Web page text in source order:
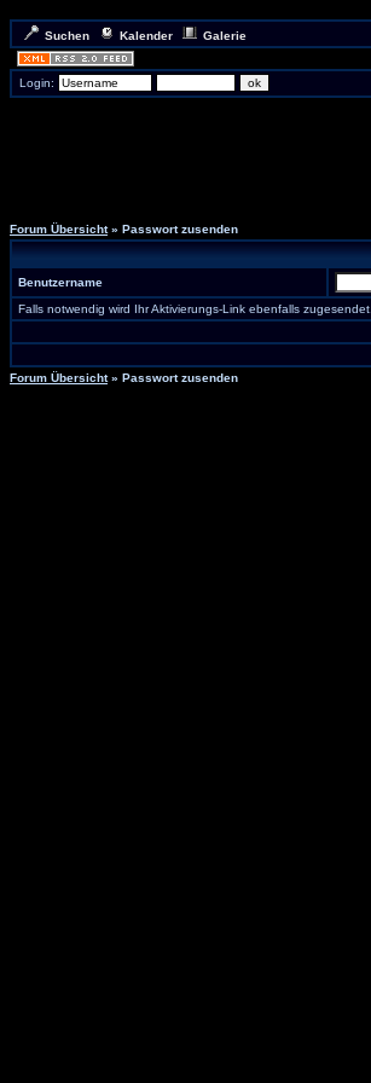
Suchen Kalender Galerie
Login:
Forum Übersicht» Passwort zusenden
Benutzername
Falls notwendig wird Ihr Aktivierungs-Link ebenfalls zugesendet.
Forum Übersicht» Passwort zusenden